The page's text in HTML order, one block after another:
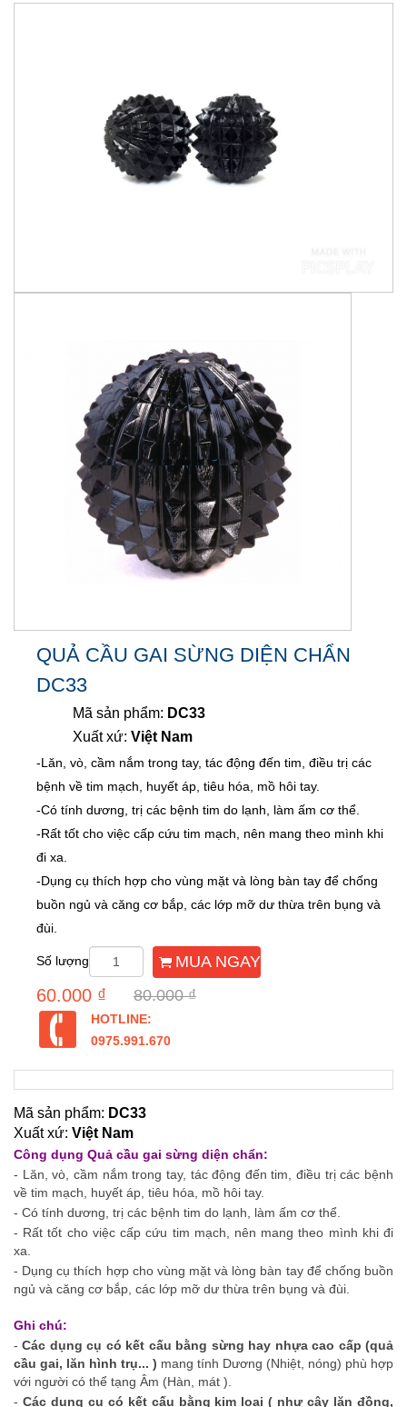
QUẢ CẦU GAI SỪNG DIỆN CHẨN
DC33
Mã sản phẩm: DC33
Xuất xứ: Việt Nam
-Lăn, vò, cầm nắm trong tay, tác động đến tim, điều trị các
bệnh về tim mạch, huyết áp, tiêu hóa, mồ hôi tay.
-Có tính dương, trị các bệnh tim do lạnh, làm ấm cơ thể.
-Rất tốt cho việc cấp cứu tim mạch, nên mang theo mình khi
đi xa.
-Dụng cụ thích hợp cho vùng mặt và lòng bàn tay để chống
buồn ngủ và căng cơ bắp, các lớp mỡ dư thừa trên bụng và
đùi.
Số lượng MUA NGAY
60.000 ₫ 80.000 ₫
HOTLINE:
0975.991.670
Mã sản phẩm: DC33
Xuất xứ: Việt Nam
Công dụng Quả cầu gai sừng diện chẩn:
- Lăn, vò, cầm nắm trong tay, tác động đến tim, điều trị các bệnh
về tim mạch, huyết áp, tiêu hóa, mồ hôi tay.
- Có tính dương, trị các bệnh tim do lạnh, làm ấm cơ thể.
- Rất tốt cho việc cấp cứu tim mạch, nên mang theo mình khi đi
xa.
- Dụng cụ thích hợp cho vùng mặt và lòng bàn tay để chống buồn
ngủ và căng cơ bắp, các lớp mỡ dư thừa trên bụng và đùi.
Ghi chú:
-Các dụng cụ có kết cấu bằng sừng hay nhựa cao cấp (quả
cầu gai, lăn hình trụ... ) mang tính Dương (Nhiệt, nóng) phù hợp
với người có thể tạng Âm (Hàn, mát ).
- Các dụng cụ có kết cấu bằng kim loại ( như cây lăn đồng,